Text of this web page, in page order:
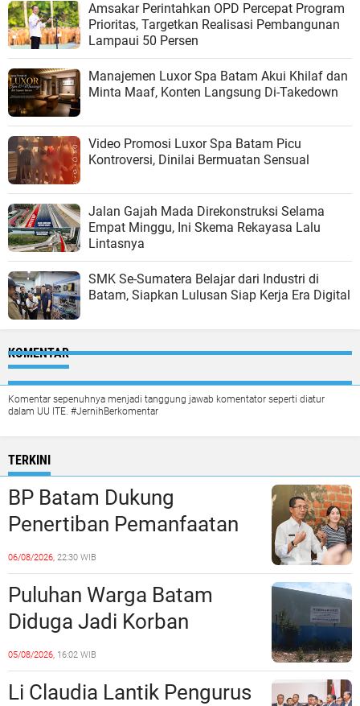
Amsakar Perintahkan OPD Percepat Program
Prioritas, Targetkan Realisasi Pembangunan
Lampaui 50 Persen
Manajemen Luxor Spa Batam Akui Khilaf dan
Minta Maaf, Konten Langsung Di-Takedown
Video Promosi Luxor Spa Batam Picu
Kontroversi, Dinilai Bermuatan Sensual
Jalan Gajah Mada Direkonstruksi Selama
Empat Minggu, Ini Skema Rekayasa Lalu
Lintasnya
SMK Se-Sumatera Belajar dari Industri di
Batam, Siapkan Lulusan Siap Kerja Era Digital
KOMENTAR
Komentar sepenuhnya menjadi tanggung jawab komentator seperti diatur
dalam UU ITE. #JernihBerkomentar
TERKINI
BP Batam Dukung
Penertiban Pemanfaatan
Ruang Laut Sesuai
Ketentuan Peraturan
Perundang-undangan
06/08/2026, 22:30 WIB
Puluhan Warga Batam
Diduga Jadi Korban
Penipuan Kavling Hingga
Miliaran Rupiah, Laporan ke
05/08/2026, 16:02 WIB
Li Claudia Lantik Pengurus